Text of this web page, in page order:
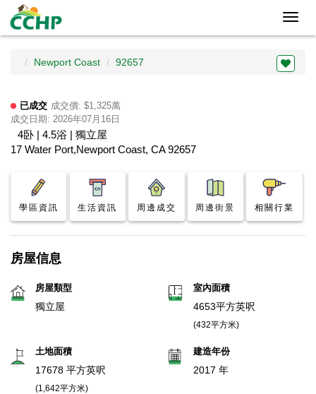
Newport Coast 92657
已成交 成交價: $1,325萬
成交日期: 2026年07月16日
4卧 | 4.5浴 | 獨立屋
17 Water Port,Newport Coast, CA 92657
學區資訊 生活資訊 周邊成交 周邊街景 相關行業
房屋信息
房屋類型
獨立屋
室內面積
4653平方英呎
(432平方米)
土地面積
17678 平方英呎
(1,642平方米)
建造年份
2017 年